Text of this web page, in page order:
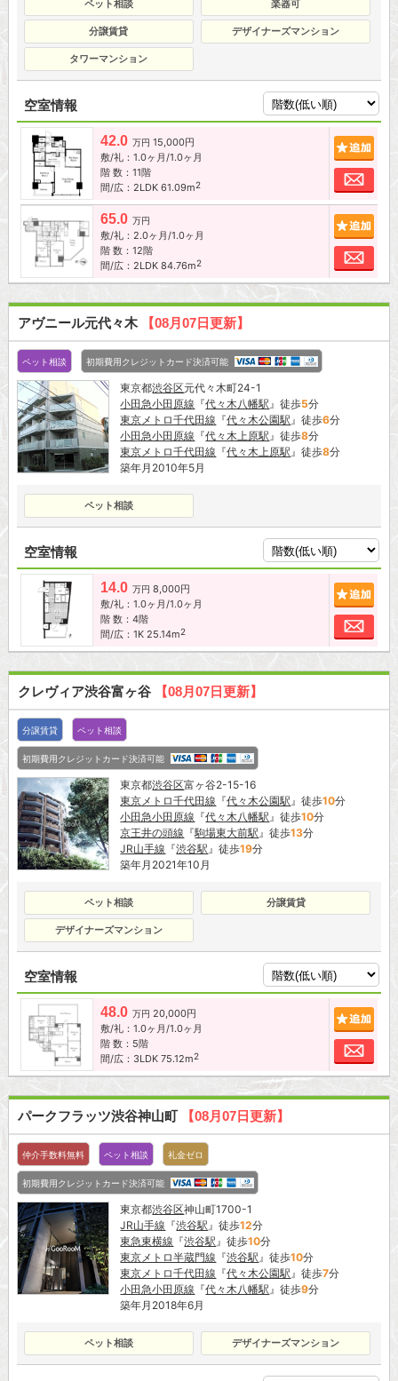
ペット相談 楽器可
分譲賃貸 デザイナーズマンション
タワーマンション
空室情報
42.0 万円 15,000円
敷/礼：1.0ヶ月/1.0ヶ月
階 数：11階
間/広：2LDK 61.09m2
お
65.0 万円
敷/礼：2.0ヶ月/1.0ヶ月
階 数：12階
間/広：2LDK 84.76m2
お
アヴニール元代々木 【08月07日更新】
ペット相談 初期費用クレジットカード決済可能
東京都渋谷区元代々木町24-1
小田急小田原線 『代々木八幡駅』徒歩5分
東京メトロ千代田線 『代々木公園駅』徒歩6分
小田急小田原線 『代々木上原駅』徒歩8分
東京メトロ千代田線 『代々木上原駅』徒歩8分
築年月2010年5月
ペット相談
空室情報
14.0 万円 8,000円
敷/礼：1.0ヶ月/1.0ヶ月
階 数：4階
間/広：1K 25.14m2
お
クレヴィア渋谷富ヶ谷 【08月07日更新】
分譲賃貸 ペット相談
初期費用クレジットカード決済可能
東京都渋谷区富ヶ谷2-15-16
東京メトロ千代田線 『代々木公園駅』徒歩10分
小田急小田原線 『代々木八幡駅』徒歩10分
京王井の頭線 『駒場東大前駅』徒歩13分
JR山手線 『渋谷駅』徒歩19分
築年月2021年10月
ペット相談 分譲賃貸
デザイナーズマンション
空室情報
48.0 万円 20,000円
敷/礼：1.0ヶ月/1.0ヶ月
階 数：5階
間/広：3LDK 75.12m2
お
パークフラッツ渋谷神山町 【08月07日更新】
仲介手数料無料 ペット相談 礼金ゼロ
初期費用クレジットカード決済可能
東京都渋谷区神山町1700-1
JR山手線 『渋谷駅』徒歩12分
東急東横線 『渋谷駅』徒歩10分
東京メトロ半蔵門線 『渋谷駅』徒歩10分
東京メトロ千代田線 『代々木公園駅』徒歩7分
小田急小田原線 『代々木八幡駅』徒歩9分
築年月2018年6月
ペット相談 デザイナーズマンション